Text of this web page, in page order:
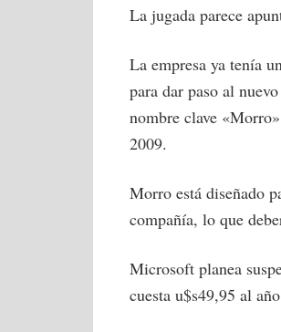
La jugada parece
La empresa ya tenía
para dar paso al
nombre clave
2009.
Morro está diseñado
compañía, lo que
Microsoft planea
cuesta u$s49,95 al